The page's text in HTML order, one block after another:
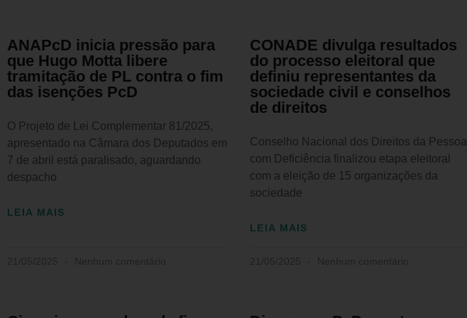
ANAPcD inicia pressão para
que Hugo Motta libere
tramitação de PL contra o fim
das isenções PcD
O Projeto de Lei Complementar 81/2025,
apresentado na Câmara dos Deputados em
7 de abril está paralisado, aguardando
despacho
LEIA MAIS
CONADE divulga resultados
do processo eleitoral que
definiu representantes da
sociedade civil e conselhos
de direitos
Conselho Nacional dos Direitos da Pessoa
com Deficiência finalizou etapa eleitoral
com a eleição de 15 organizações da
sociedade
LEIA MAIS